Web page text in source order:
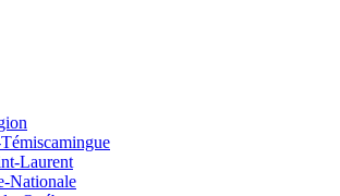
Laurent
Nationale